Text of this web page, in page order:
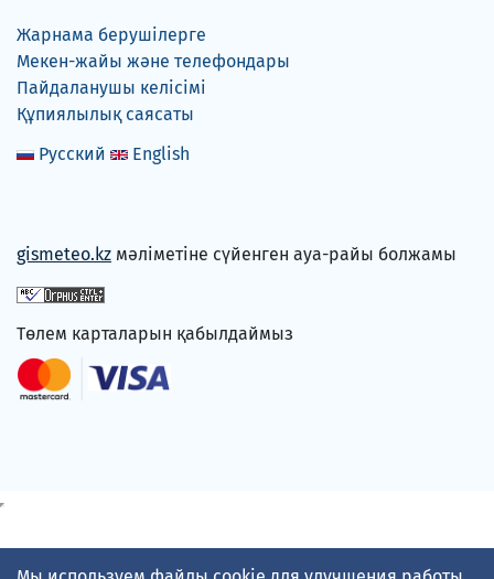
Жарнама берушілерге
Мекен-жайы және телефондары
Пайдаланушы келісімі
Құпиялылық саясаты
Русский
English
gismeteo.kz мәліметіне сүйенген ауа-райы болжамы
Төлем карталарын қабылдаймыз